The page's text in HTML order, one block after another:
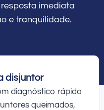
imediata
e tranquilidade.
disjuntor
diagnóstico rápido
queimados,